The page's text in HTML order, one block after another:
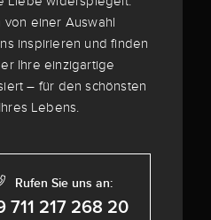
von einer Auswahl
inspirieren und finden
Ihre einzigartige
– für den schönsten
Lebens.
Rufen Sie uns an:
711 217 268 20